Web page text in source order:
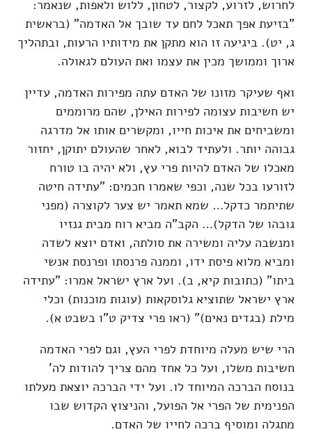
לחרוש, לזרוע, לקצור, לטחון, ללוש ולאפות, שנאמר:
"בזיעת אפך תאכל לחם עד שובך אל האדמה" (בראשית
ג, יט). ביגיעה זו הוא מתקן את מידותיו הרעות, ובתהליך
ארוך וממושך מכין את עצמו ואת העולם לגאולה.
ואף שעיקר מזונו של האדם עתה מפירות האדמה, עדיין
יש חשיבות עצומה לפירות האילן, שהם מרוממים
ומשביחים את איכות חייו, ומקשרים אותו אל מדרגה
גבוהה יותר. ולעתיד לבוא, לאחר שהעולם יתוקן, יחזור
מאכלו של האדם להיות פרי עץ, ולא יהיה בו טורח
לזורעו בכל שנה, וכפי שאמרו חכמים: "עתידה חיטה
שתיתמר כדקל… שמא תאמר יש צער לקוצרה (מפני
גובהו של הדקל)… הקב"ה מביא רוח מבית גנזיו
ומנשבה עליה ומשירה את סולתה, ואדם יוצא לשדה
ומביא מלוא פיסת ידו, וממנה פרנסתו ופרנסת אנשי
ביתו" (כתובות קיא, ב). ועל ארץ ישראל אמרו: "עתידה
ארץ ישראל שתוציא גלוסקאות (עוגות מוכנות) וכלי
מילת (בגדים נאים)" (ראו פרי צדיק ט"ו בשבט א).
הרי שיש מעלה מיוחדת לפרי העץ, וגם לפרי האדמה
חשיבות משלו, ועל כל אחד מהם צריך להודות לה'
בנוסח הברכה המיוחד לו. ועל ידי הברכה יוצאת מעלתו
הפנימית של הפרי אל הפועל, והניצוץ הקדוש שבו
מתגלה ומוסיף ברכה לחייו של האדם.